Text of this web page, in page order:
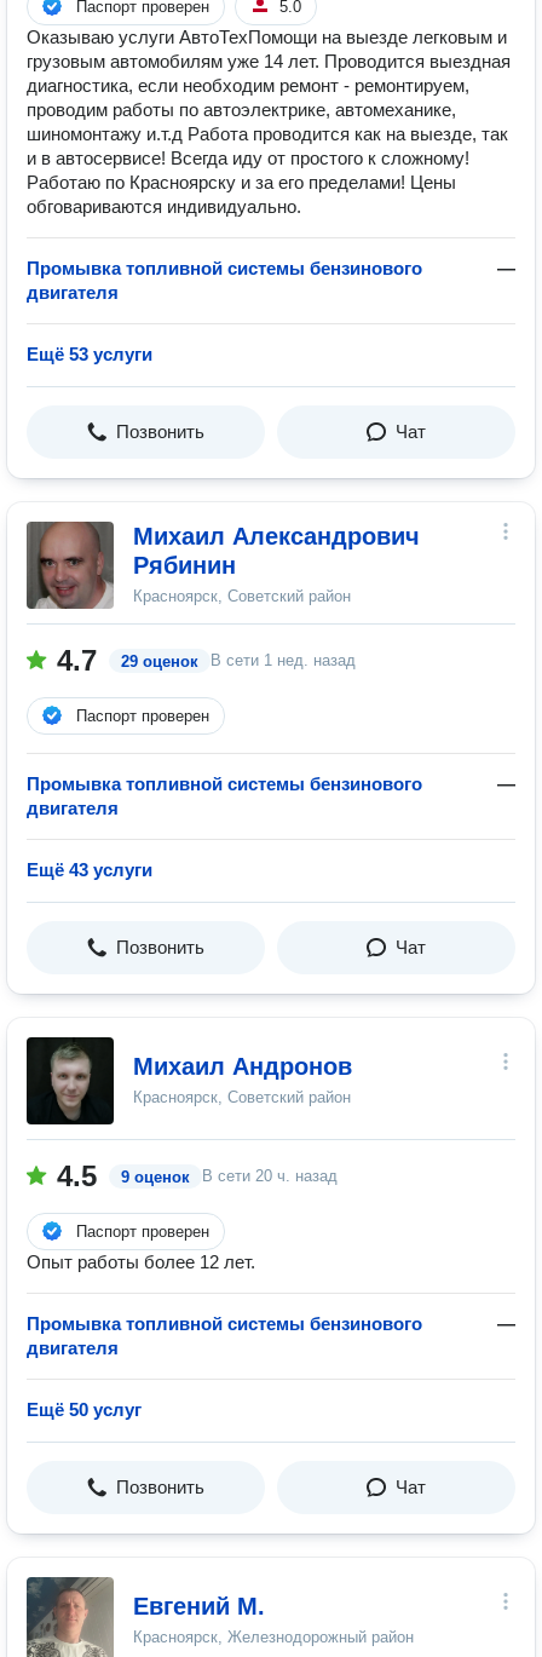
Паспорт проверен 5.0
Оказываю услуги АвтоТехПомощи на выезде легковым и
грузовым автомобилям уже 14 лет. Проводится выездная
диагностика, если необходим ремонт - ремонтируем,
проводим работы по автоэлектрике, автомеханике,
шиномонтажу и.т.д Работа проводится как на выезде, так
и в автосервисе! Всегда иду от простого к сложному!
Работаю по Красноярску и за его пределами! Цены
обговариваются индивидуально.
Промывка топливной системы бензинового
двигателя
—
Ещё 53 услуги
Позвонить Чат
Михаил Александрович
Рябинин
Красноярск, Советский район
4.7 29 оценок В сети 1 нед. назад
Паспорт проверен
Промывка топливной системы бензинового
двигателя
—
Ещё 43 услуги
Позвонить Чат
Михаил Андронов
Красноярск, Советский район
4.5 9 оценок В сети 20 ч. назад
Паспорт проверен
Опыт работы более 12 лет.
Промывка топливной системы бензинового
двигателя
—
Ещё 50 услуг
Позвонить Чат
Евгений М.
Красноярск, Железнодорожный район